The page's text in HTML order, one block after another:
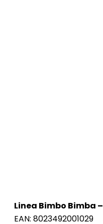
Linea Bimbo Bimba –
EAN: 8023492001029